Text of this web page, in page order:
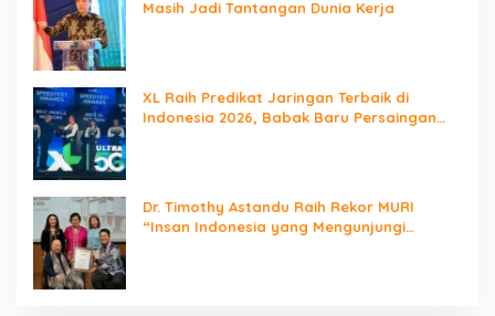
Masih Jadi Tantangan Dunia Kerja
XL Raih Predikat Jaringan Terbaik di
Indonesia 2026, Babak Baru Persaingan
Dr. Timothy Astandu Raih Rekor MURI
“Insan Indonesia yang Mengunjungi